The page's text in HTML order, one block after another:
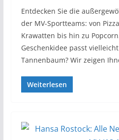
Entdecken Sie die
der MV-Sportteams: von
Krawatten bis hin zu
Geschenkidee passt
Tannenbaum? Wir zeigen
Weiterlesen